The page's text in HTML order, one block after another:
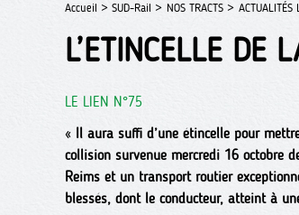
Accueil > SUD-Rail > NOS TRACTS > ACTUALITÉS
L’ETINCELLE DE
LE LIEN N°75
« Il aura suffi d’une étincelle pour
collision survenue mercredi 16 octobre
Reims et un transport routier
blessés, dont le conducteur, atteint à